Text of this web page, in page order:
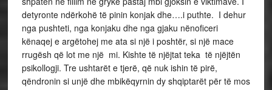
detyronte ndërkohë të pinin konjak dhe….i puthte. I dehur
nga pushteti, nga konjaku dhe nga gjaku nënoficeri
kënaqej e argëtohej me ata si një i poshtër, si një mace
rrugësh që lot me një mi. Kishte të njëjtat teka të njëjtën
psikollogji. Tre ushtarët e tjerë, që nuk ishin të pirë,
qëndronin si unjë dhe mbikëqyrnin dy shqiptarët për të mos